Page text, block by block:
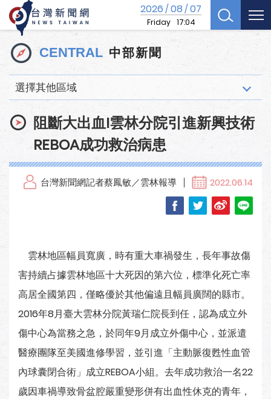
2026/08/07
Friday 17:04
CENTRAL 中部新聞
選擇其他區域
阻斷大出血!雲林分院引進新興技術
REBOA成功救治病患
台灣新聞網記者蔡鳳敏／雲林報導 2022.06.14
雲林地區幅員寬廣，時有重大車禍發生，長年事故傷
害持續占據雲林地區十大死因的第六位，標準化死亡率
高居全國第四，僅略優於其他偏遠且幅員廣闊的縣市。
2016年8月臺大雲林分院黃瑞仁院長到任，認為成立外
傷中心為當務之急，於同年9月成立外傷中心，並派遣
醫療團隊至美國進修學習，並引進「主動脈復甦性血管
內球囊閉合術」成立REBOA小組。去年成功救治一名22
歲因車禍導致骨盆腔嚴重變形併有出血性休克的青年，